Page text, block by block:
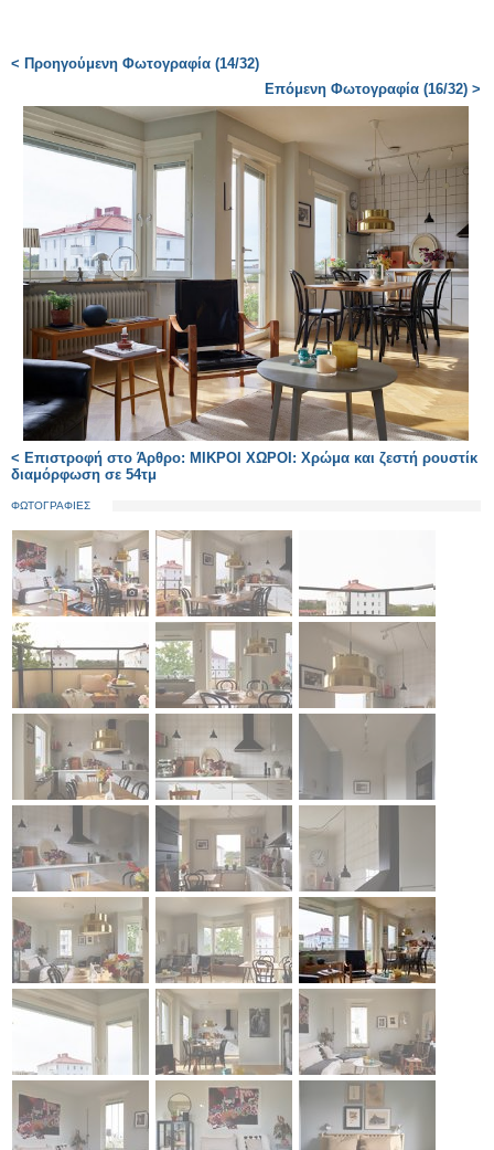
< Προηγούμενη Φωτογραφία (14/32)
Επόμενη Φωτογραφία (16/32) >
< Επιστροφή στο Άρθρο: ΜΙΚΡΟΙ ΧΩΡΟΙ: Χρώμα και ζεστή ρουστίκ
διαμόρφωση σε 54τμ
ΦΩΤΟΓΡΑΦΙΕΣ